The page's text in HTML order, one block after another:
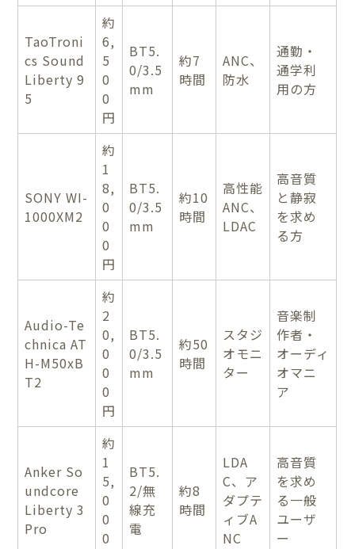
TaoTroni
cs Sound
Liberty 9
5
約
6,
5
0
0
円
BT5.
0/3.5
mm
約7
時間
ANC、
防水
通勤・
通学利
用の方
SONY WI-
1000XM2
約
1
8,
0
0
0
円
BT5.
0/3.5
mm
約10
時間
高性能
ANC、
LDAC
高音質
と静寂
を求め
る方
Audio-Te
chnica AT
H-M50xB
T2
約
2
0,
0
0
0
円
BT5.
0/3.5
mm
約50
時間
スタジ
オモニ
ター
音楽制
作者・
オーディ
オマニ
ア
Anker So
undcore
Liberty 3
Pro
約
1
5,
0
0
0
BT5.
2/無
線充
電
約8
時間
LDA
C、ア
ダプテ
ィブA
NC
高音質
を求め
る一般
ユーザ
ー